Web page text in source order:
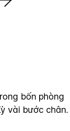
bốn phòng
vài bước chân.